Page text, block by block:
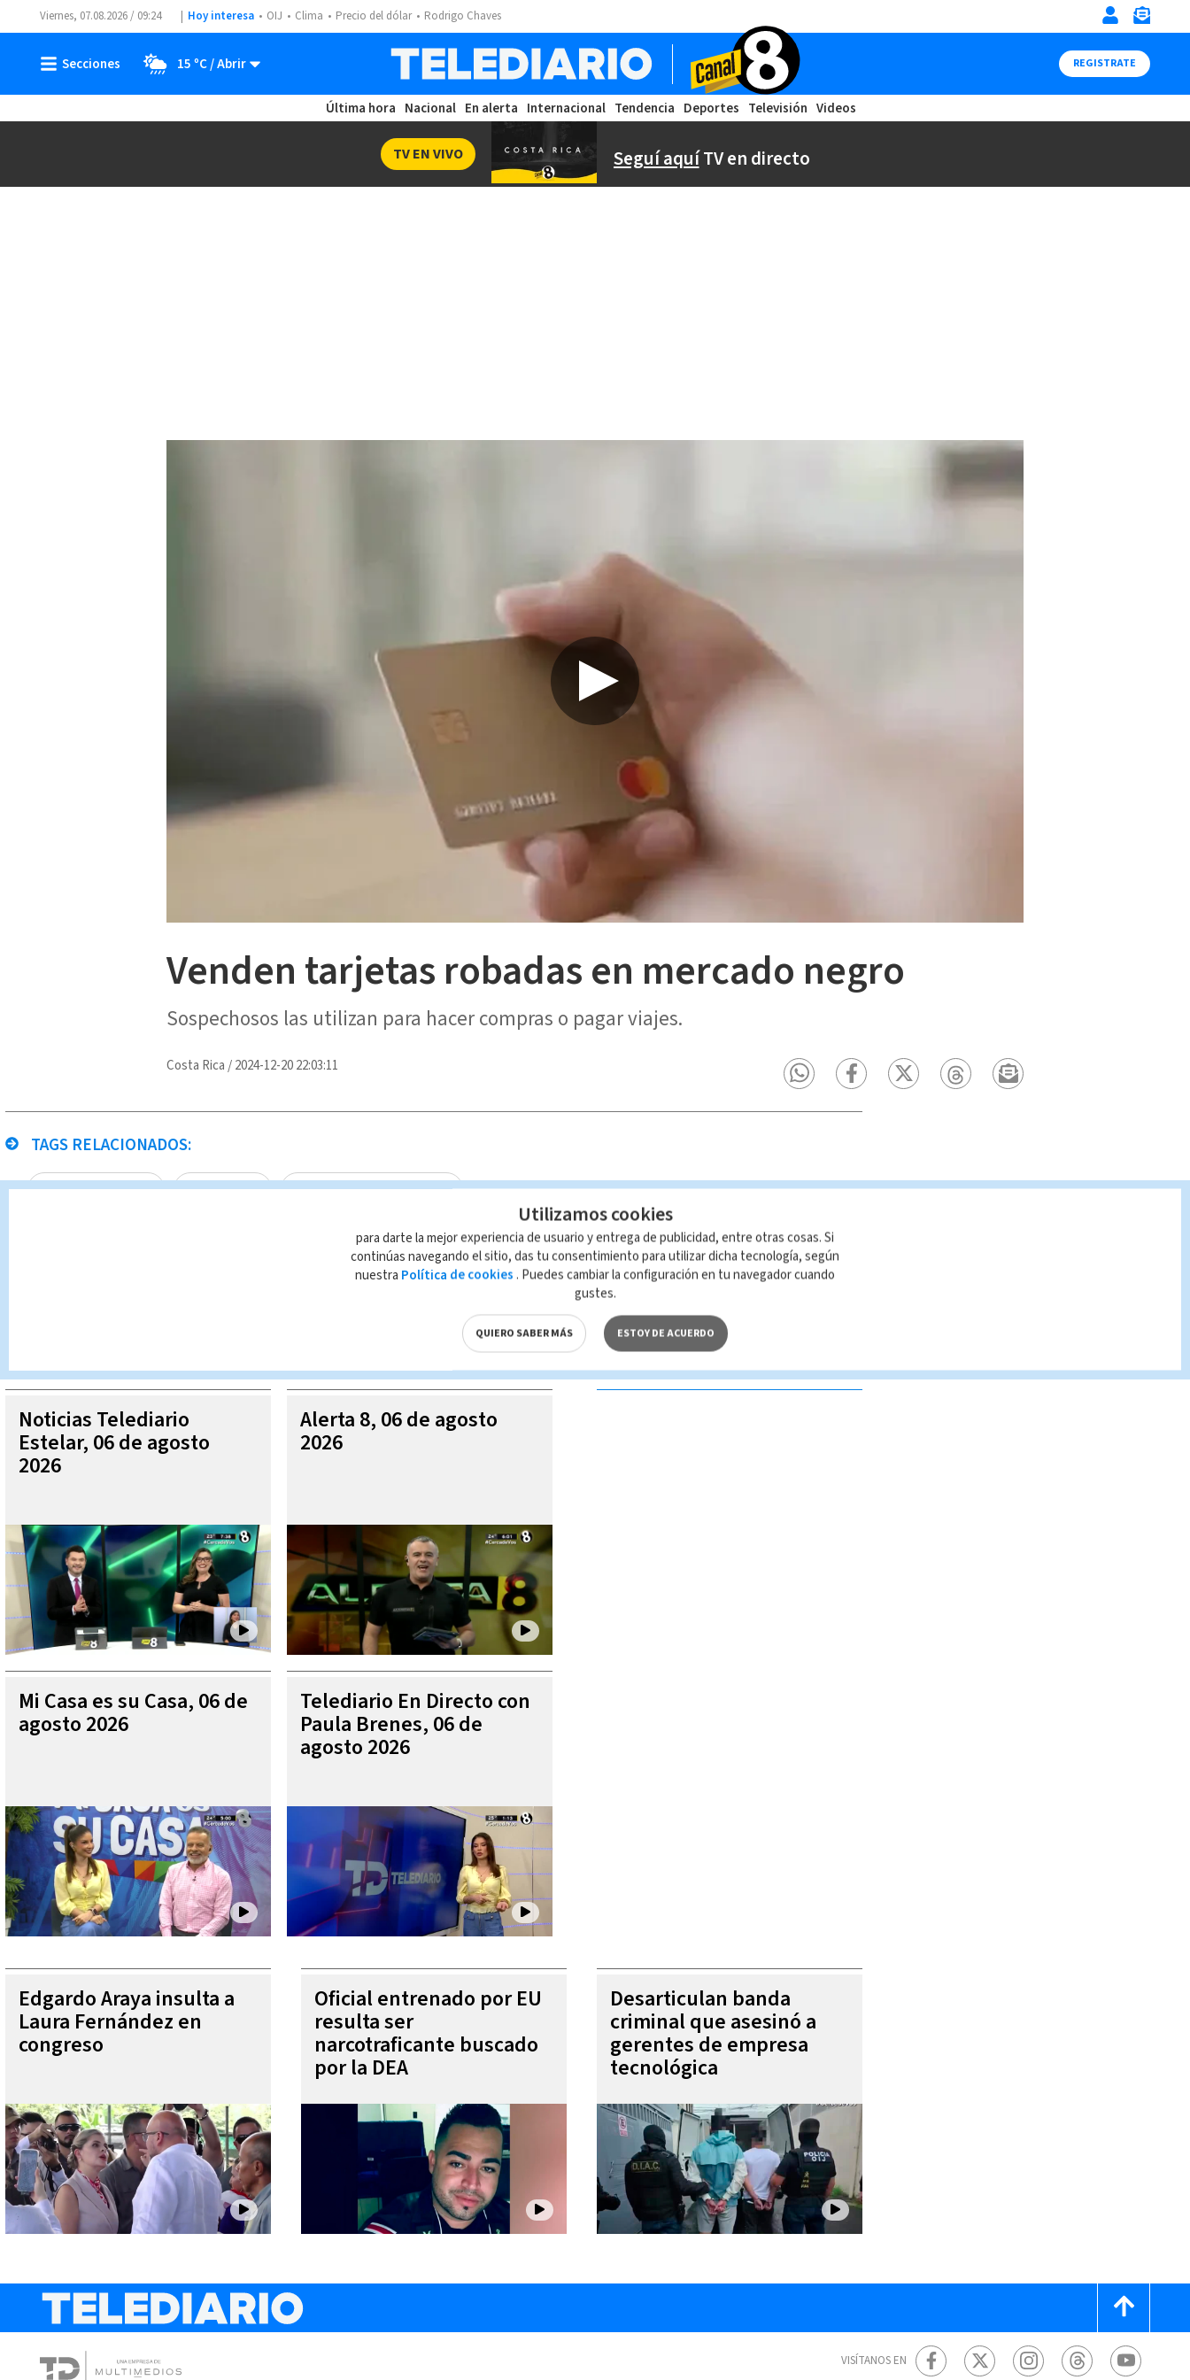
Viernes, 07.08.2026 / 09:24 Hoy interesa OIJ Clima Precio del dólar Rodrigo Chaves
15 ºC REGISTRATE
Última hora Nacional En alerta Internacional Tendencia Deportes Televisión Videos
Seguí aquíTV en directo
TV EN VIVO
Venden tarjetas robadas en mercado negro
Sospechosos las utilizan para hacer compras o pagar viajes.
Costa Rica /2024-12-20 22:03:11
TAGS RELACIONADOS:
Tarjetas de crédito Michael Soto Noticias Telediario Estelar
Queda prohibida la reproducción total o parcial del contenido de esta página, mismo que es propiedad de TELEDIARIO; su reproducción no
MÁS VIDEOS
Noticias Telediario
Estelar, 06 de agosto
2026
Alerta 8, 06 de agosto
2026
Mi Casa es su Casa, 06 de
agosto 2026
Telediario En Directo con
Paula Brenes, 06 de
agosto 2026
Edgardo Araya insulta a
Laura Fernández en
congreso
Oficial entrenado por EU
resulta ser
narcotraficante buscado
por la DEA
Desarticulan banda
criminal que asesinó a
gerentes de empresa
tecnológica
VISÍTANOS EN
Utilizamos cookies
para darte la mejor experiencia de usuario y entrega de publicidad, entre otras cosas. Si
continúas navegando el sitio, das tu consentimiento para utilizar dicha tecnología, según
nuestra Política de cookies . Puedes cambiar la configuración en tu navegador cuando
gustes.
QUIERO SABER MÁS ESTOY DE ACUERDO